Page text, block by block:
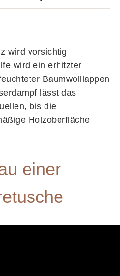
wird vorsichtig
wird ein erhitzter
Baumwolllappen
lässt das
bis die
Holzoberfläche
einer